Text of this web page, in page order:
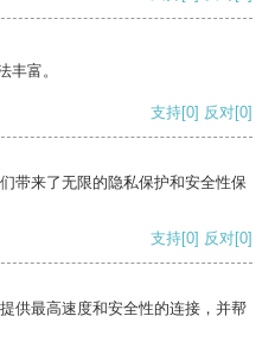
丰富。
支持[0] 反对[0]
带来了无限的隐私保护和安全性保
支持[0] 反对[0]
供最高速度和安全性的连接，并帮